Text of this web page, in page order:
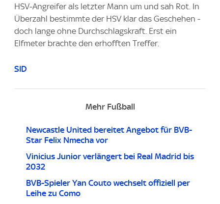
HSV-Angreifer als letzter Mann um und sah Rot. In
Überzahl bestimmte der HSV klar das Geschehen -
doch lange ohne Durchschlagskraft. Erst ein
Elfmeter brachte den erhofften Treffer.
SID
Mehr Fußball
Newcastle United bereitet Angebot für BVB-
Star Felix Nmecha vor
Vinicius Junior verlängert bei Real Madrid bis
2032
BVB-Spieler Yan Couto wechselt offiziell per
Leihe zu Como